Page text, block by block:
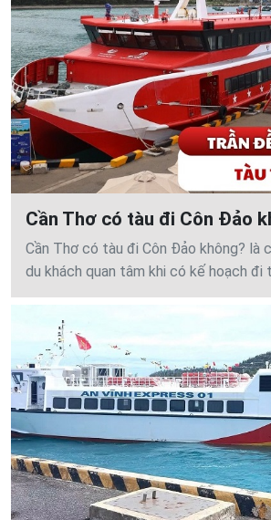
Cần Thơ có tàu đi Côn Đảo
Cần Thơ có tàu đi Côn Đảo không? là
du khách quan tâm khi có kế hoạch đi